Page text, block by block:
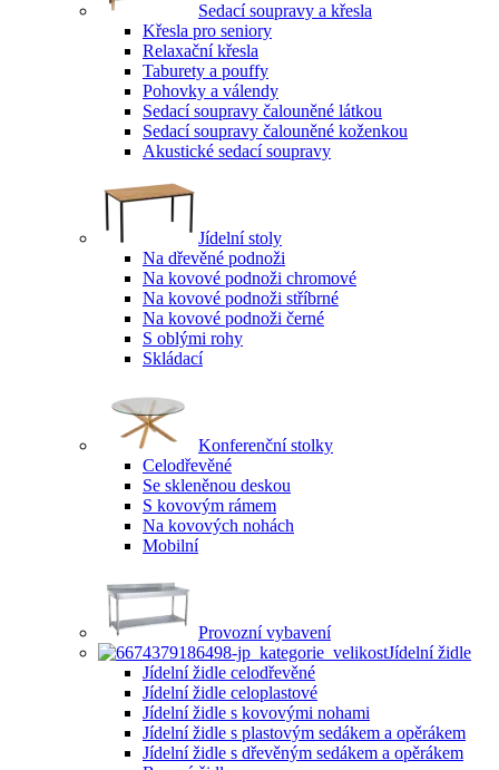
Sedací soupravy a křesla
Křesla pro seniory
Relaxační křesla
Taburety a pouffy
Pohovky a válendy
Sedací soupravy čalouněné látkou
Sedací soupravy čalouněné koženkou
Akustické sedací soupravy
Jídelní stoly
Na dřevěné podnoži
Na kovové podnoži chromové
Na kovové podnoži stříbrné
Na kovové podnoži černé
S oblými rohy
Skládací
Konferenční stolky
Celodřevěné
Se skleněnou deskou
S kovovým rámem
Na kovových nohách
Mobilní
Provozní vybavení
Jídelní židle
Jídelní židle celodřevěné
Jídelní židle celoplastové
Jídelní židle s kovovými nohami
Jídelní židle s plastovým sedákem a opěrákem
Jídelní židle s dřevěným sedákem a opěrákem